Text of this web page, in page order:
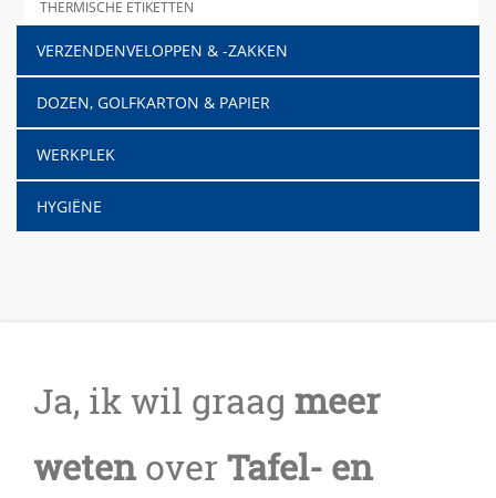
THERMISCHE ETIKETTEN
VERZENDENVELOPPEN & -ZAKKEN
DOZEN, GOLFKARTON & PAPIER
WERKPLEK
HYGIËNE
Ja, ik wil graag meer
weten overTafel- en